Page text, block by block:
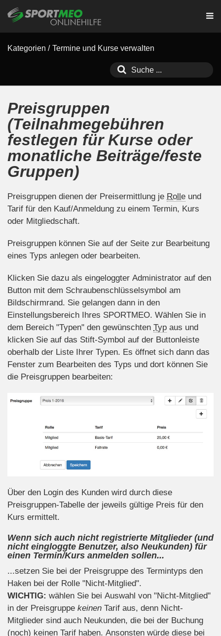
Kategorien / Termine und Kurse verwalten
Preisgruppen
(Teilnahmegebühren
festlegen für Kurse oder
monatliche Beiträge/feste
Gruppen)
Preisgruppen dienen der Preisermittlung je Rolle und
Tarif für den Kauf/Anmeldung zu einem Termin, Kurs
oder Mitgliedschaft.
Preisgruppen können Sie auf der Seite zur Bearbeitung
eines Typs anlegen oder bearbeiten.
Klicken Sie dazu als eingeloggter Administrator auf den
Button mit dem Schraubenschlüsselsymbol am
Bildschirmrand. Sie gelangen dann in den
Einstellungsbereich Ihres SPORTMEO. Wählen Sie in
dem Bereich "Typen" den gewünschten Typ aus und
klicken Sie auf das Stift-Symbol auf der Buttonleiste
oberhalb der Liste Ihrer Typen. Es öffnet sich dann das
Fenster zum Bearbeiten des Typs und dort können Sie
die Preisgruppen bearbeiten:
Über den Login des Kunden wird durch diese
Preisgruppen-Tabelle der jeweils gültige Preis für den
Kurs ermittelt.
Wenn sich auch nicht registrierte Mitglieder (und
nicht eingloggte Benutzer, also Neukunden) für
einen Termin/Kurs anmelden sollen...
...setzen Sie bei der Preisgruppe des Termintyps den
Haken bei der Rolle "Nicht-Mitglied".
WICHTIG: wählen Sie bei Auswahl von "Nicht-Mitglied"
in der Preisgruppe keinen Tarif aus, denn Nicht-
Mitglieder sind auch Neukunden, die bei der Buchung
(noch) keinen Tarif haben. Ansonsten würde diese bei